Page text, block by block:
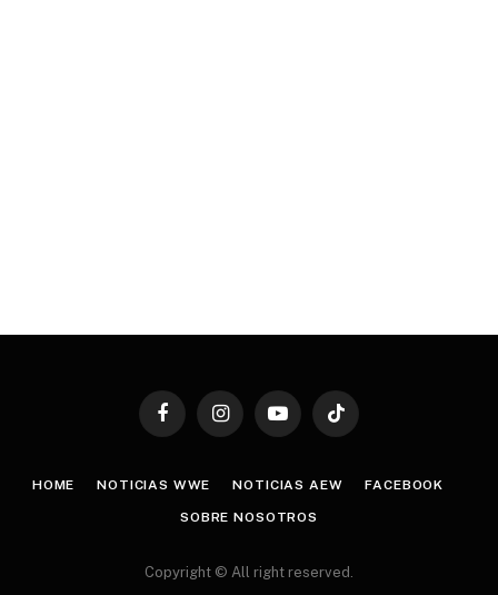
FacebookInstagramYouTubeTikTok
HOME NOTICIAS WWE NOTICIAS AEW FACEBOOK
SOBRE NOSOTROS
Copyright © All right reserved.